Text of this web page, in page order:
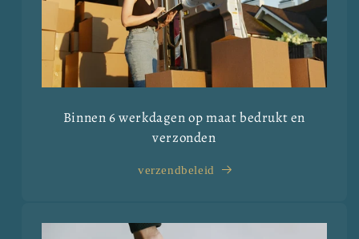
Binnen 6 werkdagen op maat bedrukt en
verzonden
verzendbeleid